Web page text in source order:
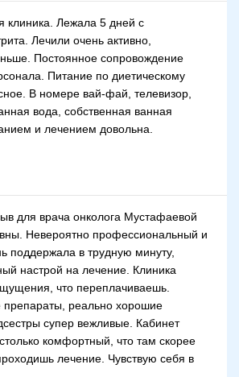
клиника. Лежала 5 дней с
Лечили очень активно,
Постоянное сопровождение
Питание по диетическому
В номере вай-фай, телевизор,
вода, собственная ванная
и лечением довольна.
для врача онколога Мустафаевой
Невероятно профессиональный и
поддержала в трудную минуту,
настрой на лечение. Клиника
что переплачиваешь.
препараты, реально хорошие
супер вежливые. Кабинет
комфортный, что там скорее
лечение. Чувствую себя в